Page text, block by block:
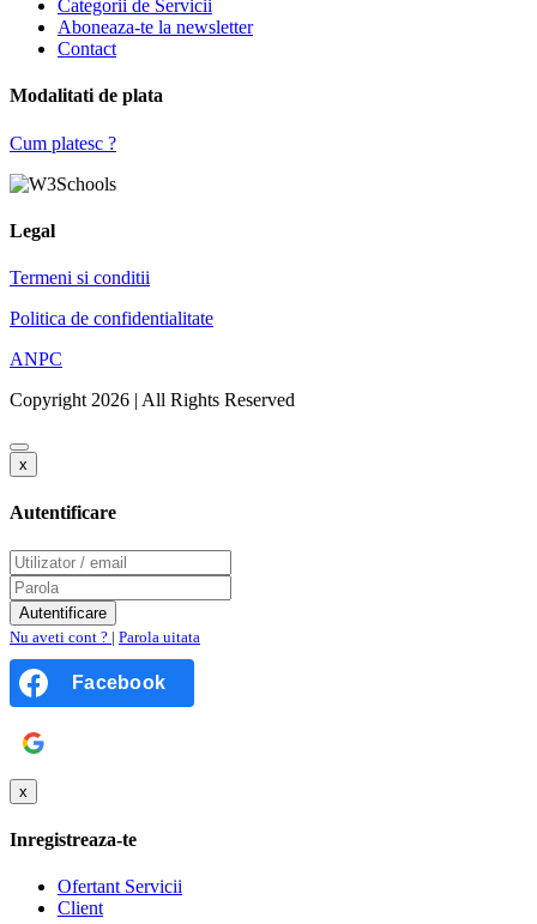
Categorii de Servicii
Aboneaza-te la newsletter
Contact
Modalitati de plata
Cum platesc ?
Legal
Termeni si conditii
Politica de confidentialitate
ANPC
Copyright 2026 | All Rights Reserved
x
Autentificare
Nu aveti cont ? | Parola uitata
Facebook
x
Inregistreaza-te
Ofertant Servicii
Client